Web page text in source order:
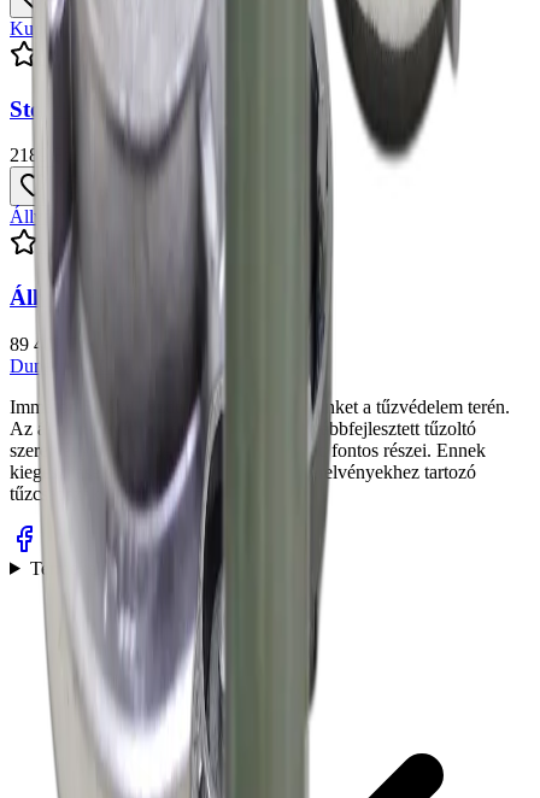
Kupakkapcsok
4.
Storz Kupakkapocs D-25
2189 Ft + ÁFA
Állványcső
Állványcső B-75
89 409 Ft
Dunamenti
Immáron 50 éve kezdtük el tevékenységünket a tűzvédelem terén.
Az általunk gyártott, és folyamatosan továbbfejlesztett tűzoltó
szerelvények jelenleg is a tűzvédelmi piac fontos részei. Ennek
kiegészítéseként, 30 éve kezdtük el a szerelvényekhez tartozó
tűzcsapszekrények gyártását.
Termékek